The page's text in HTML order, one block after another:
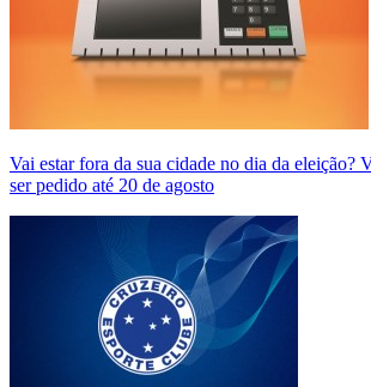
Vai estar fora da sua cidade no dia da eleição?
ser pedido até 20 de agosto